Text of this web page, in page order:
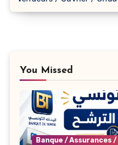
You Missed
Banque / Assurances